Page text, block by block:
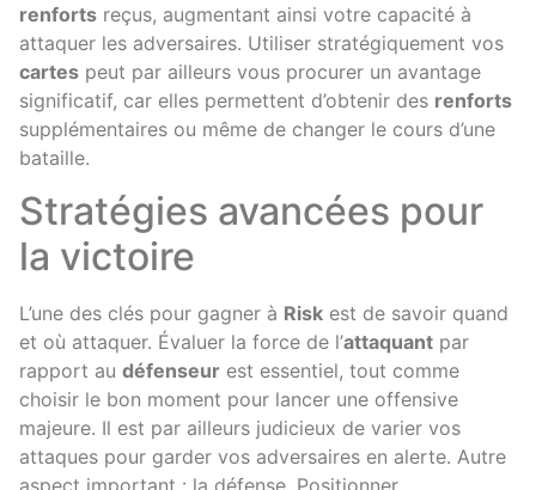
renforts reçus, augmentant ainsi votre capacité à
attaquer les adversaires. Utiliser stratégiquement vos
cartes peut par ailleurs vous procurer un avantage
significatif, car elles permettent d’obtenir des renforts
supplémentaires ou même de changer le cours d’une
bataille.
Stratégies avancées pour
la victoire
L’une des clés pour gagner à Risk est de savoir quand
et où attaquer. Évaluer la force de l’attaquant par
rapport au défenseur est essentiel, tout comme
choisir le bon moment pour lancer une offensive
majeure. Il est par ailleurs judicieux de varier vos
attaques pour garder vos adversaires en alerte. Autre